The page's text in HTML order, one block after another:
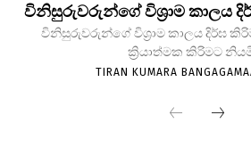
විනිසුරුවරුන්ගේ විශ්‍රාම කාලය
විනිසුරුවරුන්ගේ විශ්‍රාම කාලය දිර්ඝ
ක්‍රියාත්මක කිරිමට
TIRAN KUMARA